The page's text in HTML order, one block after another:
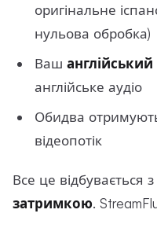
оригінальне
нульова обробка)
Ваш
англійське аудіо
Обидва
відеопотік
Все це відбувається з
затримкою.